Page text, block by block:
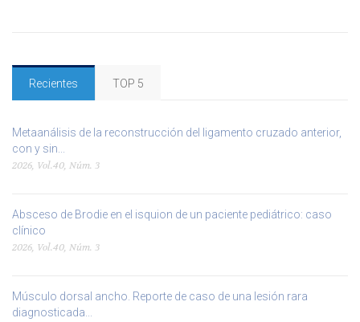
Recientes TOP 5
Metaanálisis de la reconstrucción del ligamento cruzado anterior,
con y sin...
2026, Vol.40, Núm. 3
Absceso de Brodie en el isquion de un paciente pediátrico: caso
clínico
2026, Vol.40, Núm. 3
Músculo dorsal ancho. Reporte de caso de una lesión rara
diagnosticada...